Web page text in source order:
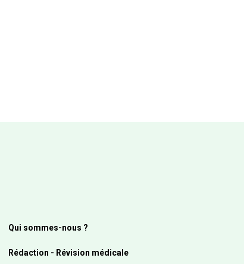
Qui sommes-nous ?
Rédaction - Révision médicale